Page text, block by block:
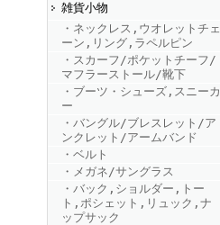
FINEBOYS2025年7月号
雑貨小物
・ネックレス,ウオレットチェ
ーン,リング,ラペルピン
・スカーフ/ポケットチーフ/
マフラーストール/靴下
・ブーツ・シューズ,スニーカ
ー
・バングル/ブレスレット/ア
ンクレット/アームバンド
・ベルト
・メガネ/サングラス
・バック,ショルダー,トー
ト,ポシェット,リュック,ナ
ップサック